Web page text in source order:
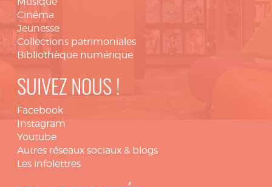
Cinéma
Jeunesse
Collections patrimoniales
Bibliothèque numérique
SUIVEZ NOUS !
Facebook
Instagram
Youtube
Autres réseaux sociaux & blogs
Les infolettres